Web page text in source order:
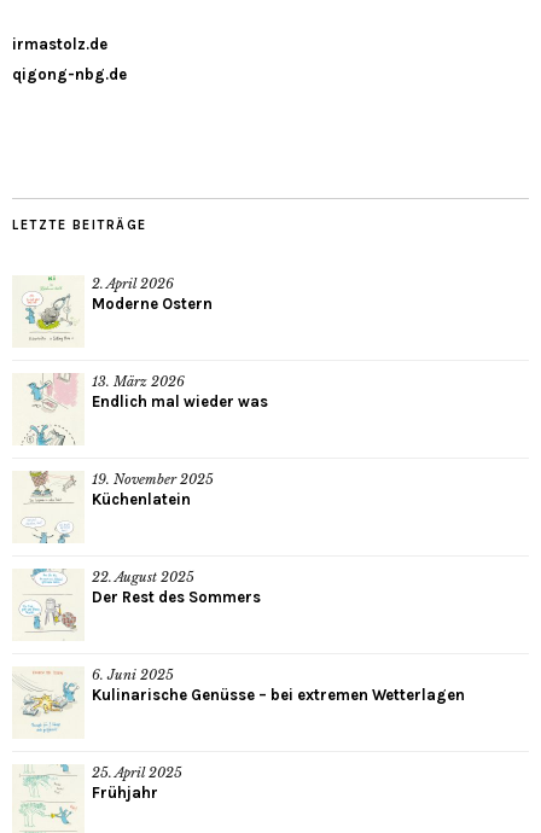
irmastolz.de
qigong-nbg.de
LETZTE BEITRÄGE
2. April 2026
Moderne Ostern
13. März 2026
Endlich mal wieder was
19. November 2025
Küchenlatein
22. August 2025
Der Rest des Sommers
6. Juni 2025
Kulinarische Genüsse – bei extremen Wetterlagen
25. April 2025
Frühjahr